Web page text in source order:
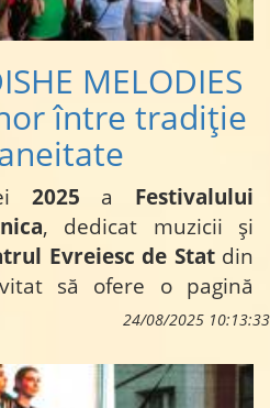
MELODIES
între tradiție
2025 a Festivalului
, dedicat muzicii și
Evreiesc de Statdin
să ofere o pagină
24/08/2025 10:13:33